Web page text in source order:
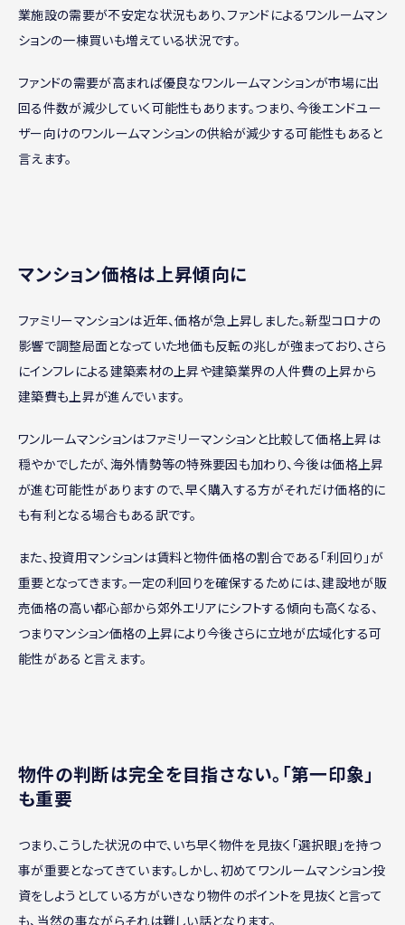
業施設の需要が不安定な状況もあり、ファンドによるワンルームマン
ションの一棟買いも増えている状況です。
ファンドの需要が高まれば優良なワンルームマンションが市場に出
回る件数が減少していく可能性もあります。つまり、今後エンドユー
ザー向けのワンルームマンションの供給が減少する可能性もあると
言えます。
マンション価格は上昇傾向に
ファミリーマンションは近年、価格が急上昇しました。新型コロナの
影響で調整局面となっていた地価も反転の兆しが強まっており、さら
にインフレによる建築素材の上昇や建築業界の人件費の上昇から
建築費も上昇が進んでいます。
ワンルームマンションはファミリーマンションと比較して価格上昇は
穏やかでしたが、海外情勢等の特殊要因も加わり、今後は価格上昇
が進む可能性がありますので、早く購入する方がそれだけ価格的に
も有利となる場合もある訳です。
また、投資用マンションは賃料と物件価格の割合である「利回り」が
重要となってきます。一定の利回りを確保するためには、建設地が販
売価格の高い都心部から郊外エリアにシフトする傾向も高くなる、
つまりマンション価格の上昇により今後さらに立地が広域化する可
能性があると言えます。
物件の判断は完全を目指さない。「第一印象」
も重要
つまり、こうした状況の中で、いち早く物件を見抜く「選択眼」を持つ
事が重要となってきています。しかし、初めてワンルームマンション投
資をしようとしている方がいきなり物件のポイントを見抜くと言って
も、当然の事ながらそれは難しい話となります。